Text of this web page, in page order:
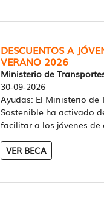
DESCUENTOS A
VERANO 2026
Ministerio de
30-09-2026
Ayudas: El Ministerio de
Sostenible ha activado
facilitar a los jóvenes de
VER BECA